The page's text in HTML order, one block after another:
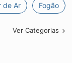
de Ar Fogão
Ver Categorias